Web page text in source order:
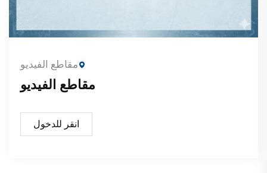
مقاطع الفيديو
مقاطع الفيديو
انقر للدخول